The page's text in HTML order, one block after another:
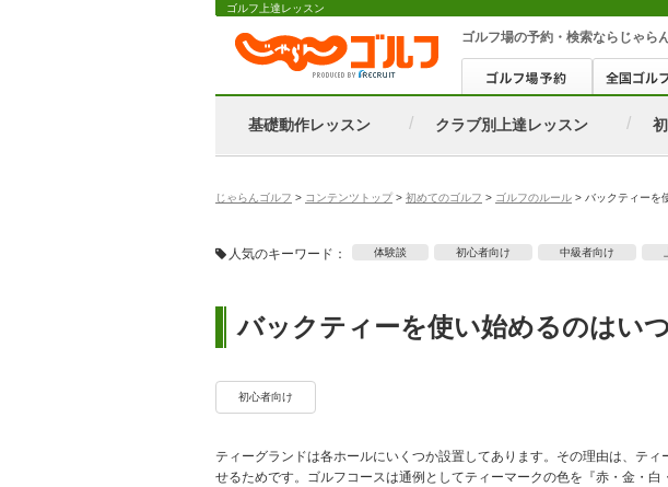
ゴルフ上達レッスン
ゴルフ場の予約・検索ならじゃら
基礎動作レッスン クラブ別上達レッスン
じゃらんゴルフ > コンテンツトップ> 初めてのゴルフ > ゴルフのルール > バックティーを
人気のキーワード： 体験談 初心者向け 中級者向け
バックティーを使い始めるのはい
初心者向け
ティーグランドは各ホールにいくつか設置してあります。その理由は、テ
せるためです。ゴルフコースは通例としてティーマークの色を『赤・金・白